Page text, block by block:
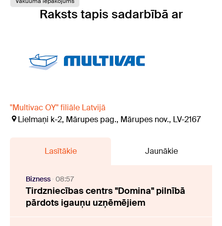
Raksts tapis sadarbībā ar
"Multivac OY" filiāle Latvijā
Lielmaņi k-2, Mārupes pag., Mārupes nov., LV-2167
Lasītākie Jaunākie
Bizness 08:57
Tirdzniecības centrs "Domina" pilnībā
pārdots igauņu uzņēmējiem